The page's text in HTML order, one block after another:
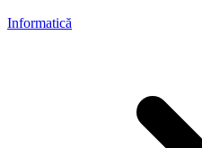
Informatică